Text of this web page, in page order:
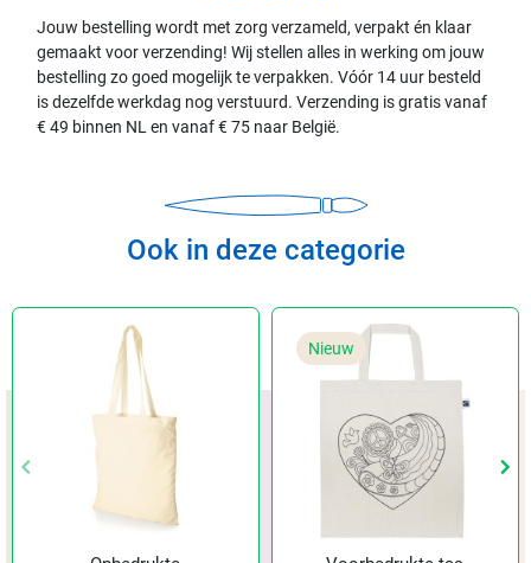
Vorige
keyboard_arrow_left keyboard_arrow_right
Jouw bestelling wordt met zorg verzameld, verpakt én klaar
gemaakt voor verzending! Wij stellen alles in werking om jouw
bestelling zo goed mogelijk te verpakken. Vóór 14 uur besteld
is dezelfde werkdag nog verstuurd. Verzending is gratis vanaf
€ 49 binnen NL en vanaf € 75 naar België.
Ook in deze categorie
Vorige
keyboard_arrow_left keyboard_arrow_right
Nieuw